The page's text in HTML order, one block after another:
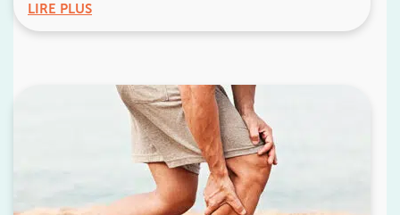
LIRE PLUS
IK Paris 11
10 Rue Roubo 75011 Paris
01 83 96 48 65
Prenez RDV sur
Prenez RDV sur